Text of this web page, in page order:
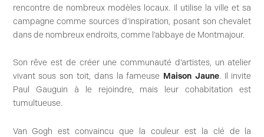
rencontre de nombreux modèles locaux. Il utilise la ville et sa
campagne comme sources d’inspiration, posant son chevalet
dans de nombreux endroits, comme l’abbaye de Montmajour.
Son rêve est de créer une communauté d’artistes, un atelier
vivant sous son toit, dans la fameuse Maison Jaune. Il invite
Paul Gauguin à le rejoindre, mais leur cohabitation est
tumultueuse.
Van Gogh est convaincu que la couleur est la clé de la